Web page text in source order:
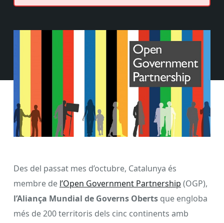
Des del passat mes d’octubre, Catalunya és
membre de l’Open Government Partnership (OGP),
l’Aliança Mundial de Governs Oberts que engloba
més de 200 territoris dels cinc continents amb